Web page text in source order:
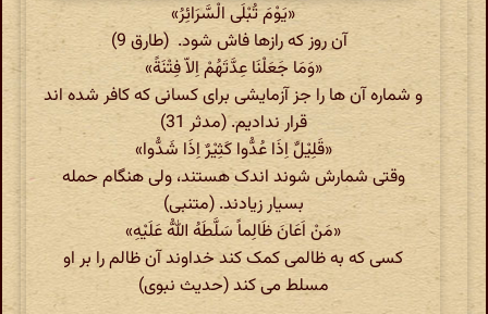
«یَوْمَ تُبْلَی الْسَّرَائِرُ»
آن روز که رازها فاش شود. (طارق 9)
«وَمَا جَعَلْنَا عِدَّتَهُمْ اِلاّ فِتْنَةً»
و شماره آن ها را جز آزمایشی برای کسانی که کافر شده اند
قرار ندادیم. (مدثر 31)
«قَلِیْلٌ اِذَا عُدُّوا کَثِیْرٌ اِذَا شَدُّوا»
وقتی شمارش شوند اندک هستند، ولی هنگام حمله
بسیار زیادند. (متنبی)
«مَنْ اَعَانَ ظَالِماً سَلَّطَهُ اللهُّ عَلَیْهِ»
کسی که به ظالمی کمک کند خداوند آن ظالم را بر او
مسلط می کند (حدیث نبوی)